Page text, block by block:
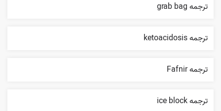
ترجمه grab bag
ترجمه ketoacidosis
ترجمه Fafnir
ترجمه ice block